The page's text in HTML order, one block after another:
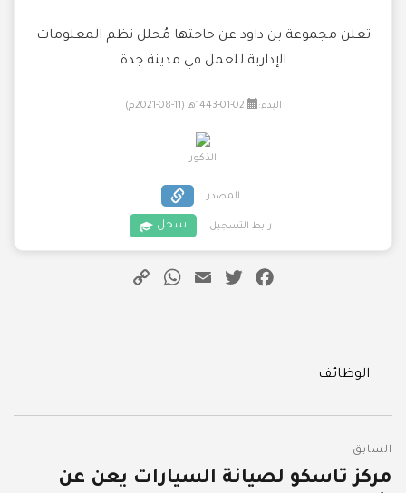
تعلن مجموعة بن داود عن حاجتها مُحلل نظم المعلومات
الإدارية للعمل في مدينة جدة
البدء:
الذكور
المصدر
رابط التسجيل سجل
Facebook
Twitter
Email
WhatsApp
Categories
الوظائف
المقالات
السابق
المقالة
مركز تاسكو لصيانة السيارات يعن عن